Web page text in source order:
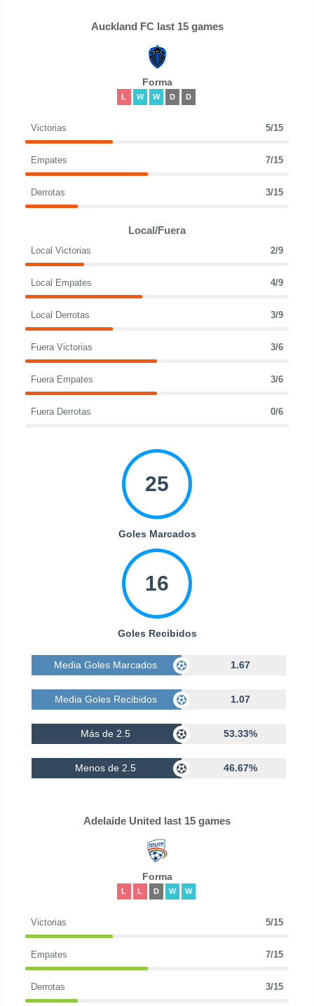
Auckland FC last 15 games
Forma
L W W D D
Victorias 5/15
Empates 7/15
Derrotas 3/15
Local/Fuera
Local Victorias 2/9
Local Empates 4/9
Local Derrotas 3/9
Fuera Victorias 3/6
Fuera Empates 3/6
Fuera Derrotas 0/6
25
Goles Marcados
16
Goles Recibidos
Media Goles Marcados 1.67
Media Goles Recibidos 1.07
Más de 2.5 53.33%
Menos de 2.5 46.67%
Adelaide United last 15 games
Forma
L L D W W
Victorias 5/15
Empates 7/15
Derrotas 3/15